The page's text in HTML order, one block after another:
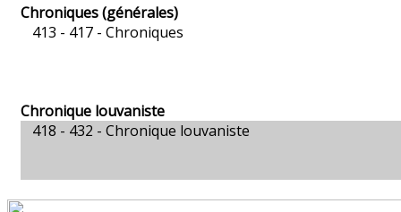
Chroniques (générales)
413 - 417 - Chroniques
Chronique louvaniste
418 - 432 - Chronique louvaniste